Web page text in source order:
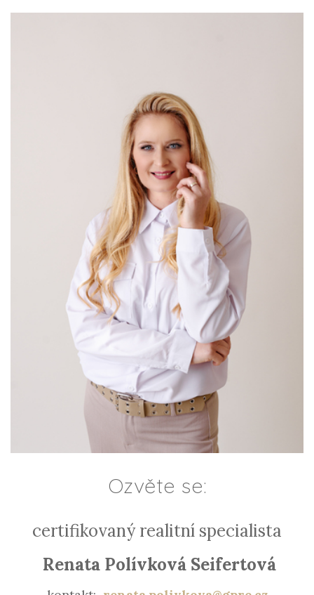
Ozvěte se:
certifikovaný realitní specialista
Renata Polívková Seifertová